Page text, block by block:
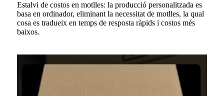
Estalvi de costos en motlles: la producció personalitzada es
basa en ordinador, eliminant la necessitat de motlles, la qual
cosa es tradueix en temps de resposta ràpids i costos més
baixos.